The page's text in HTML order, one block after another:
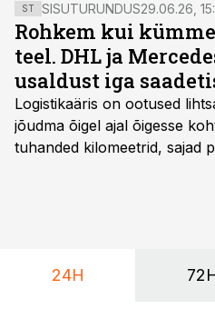
ST SISUTURUNDUS29.06.26,
Rohkem kui
teel. DHL ja
usaldust iga
Logistikaäris on ootused
jõudma õigel ajal õigesse
tuhanded kilomeetrid, sajad
24H